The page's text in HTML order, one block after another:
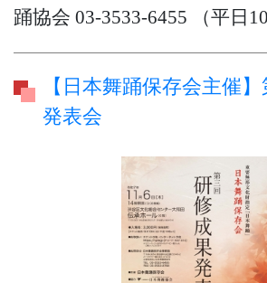
踊協会 03‐3533‐6455 （平日
【日本舞踊保存会主催
発表会